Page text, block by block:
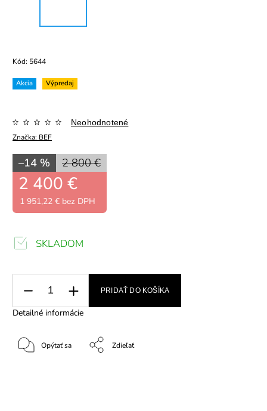
Kód: 5644
Akcia Výpredaj
Značka: BEF
Neohodnotené
2 800 €
–14 %
2 400 €
1 951,22 € bez DPH
SKLADOM
PRIDAŤ DO KOŠÍKA
Detailné informácie
Opýtať sa Zdieľať